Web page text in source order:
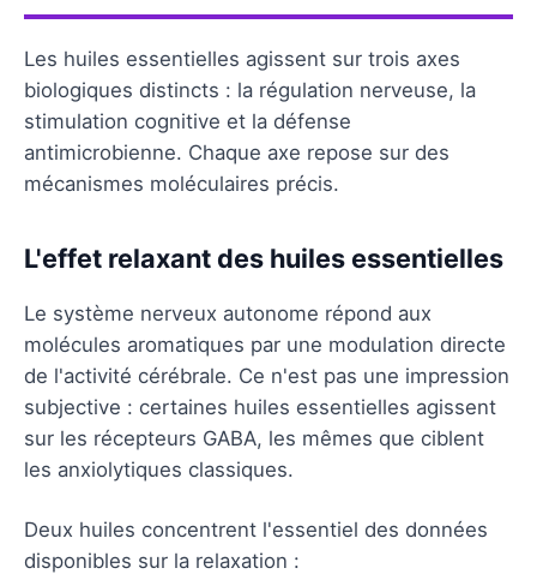
Les huiles essentielles agissent sur trois axes
biologiques distincts : la régulation nerveuse, la
stimulation cognitive et la défense
antimicrobienne. Chaque axe repose sur des
mécanismes moléculaires précis.
L'effet relaxant des huiles essentielles
Le système nerveux autonome répond aux
molécules aromatiques par une modulation directe
de l'activité cérébrale. Ce n'est pas une impression
subjective : certaines huiles essentielles agissent
sur les récepteurs GABA, les mêmes que ciblent
les anxiolytiques classiques.
Deux huiles concentrent l'essentiel des données
disponibles sur la relaxation :